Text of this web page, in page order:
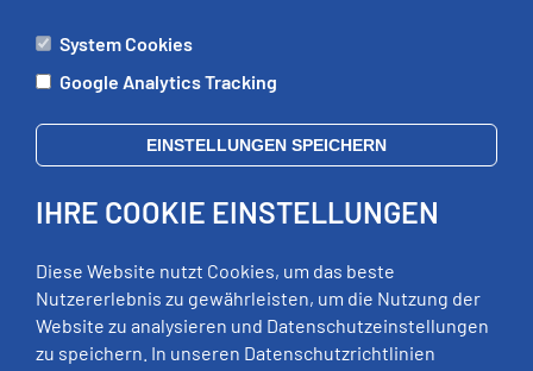
ÄMTER
Di:
09:00 - 12:00 Uhr, 13:00 - 18:00 Uhr
Mi:
geschlossen
Fr:
09:00 - 12:00 Uhr
RECHTLICHES
System Cookies
Google Analytics Tracking
EINSTELLUNGEN SPEICHERN
IHRE COOKIE EINSTELLUNGEN
Diese Website nutzt Cookies, um das beste
Nutzererlebnis zu gewährleisten, um die Nutzung der
Website zu analysieren und Datenschutzeinstellungen
zu speichern. In unseren Datenschutzrichtlinien